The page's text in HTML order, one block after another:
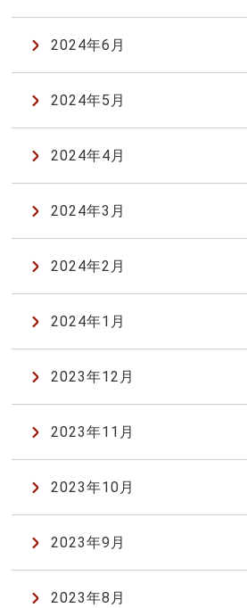
2024年6月
2024年5月
2024年4月
2024年3月
2024年2月
2024年1月
2023年12月
2023年11月
2023年10月
2023年9月
2023年8月